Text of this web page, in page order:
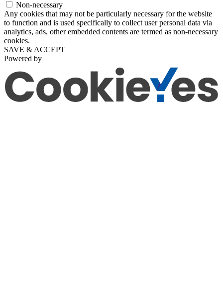
Non-necessary
Any cookies that may not be particularly necessary for the website
to function and is used specifically to collect user personal data via
analytics, ads, other embedded contents are termed as non-necessary
cookies.
SAVE & ACCEPT
Powered by